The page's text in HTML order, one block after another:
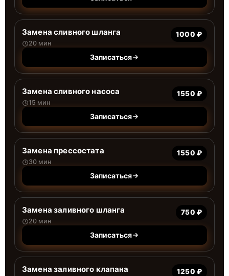
Замена сливного шланга
20 мин
1000 ₽
Записаться
Замена сливного насоса
15 мин
1550 ₽
Записаться
Замена прессостата
30 мин
1550 ₽
Записаться
Замена заливного шланга
20 мин
750 ₽
Записаться
Замена заливного клапана 1250 ₽